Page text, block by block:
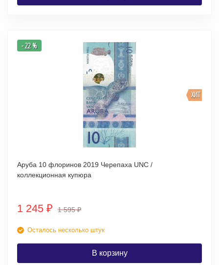
ХИТ
- 22 %
Аруба 10 флоринов 2019 Черепаха UNC /
коллекционная купюра
1 245 ₽ 1 595₽
Осталось несколько штук
В корзину